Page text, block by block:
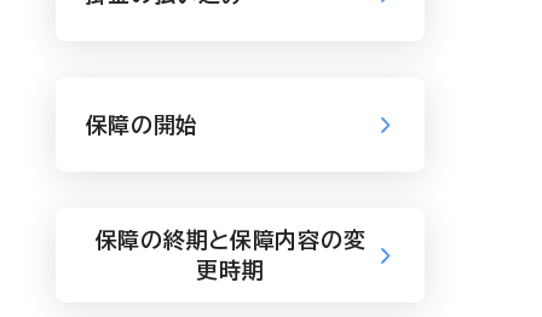
保障の開始
保障の終期と保障内容の変
更時期